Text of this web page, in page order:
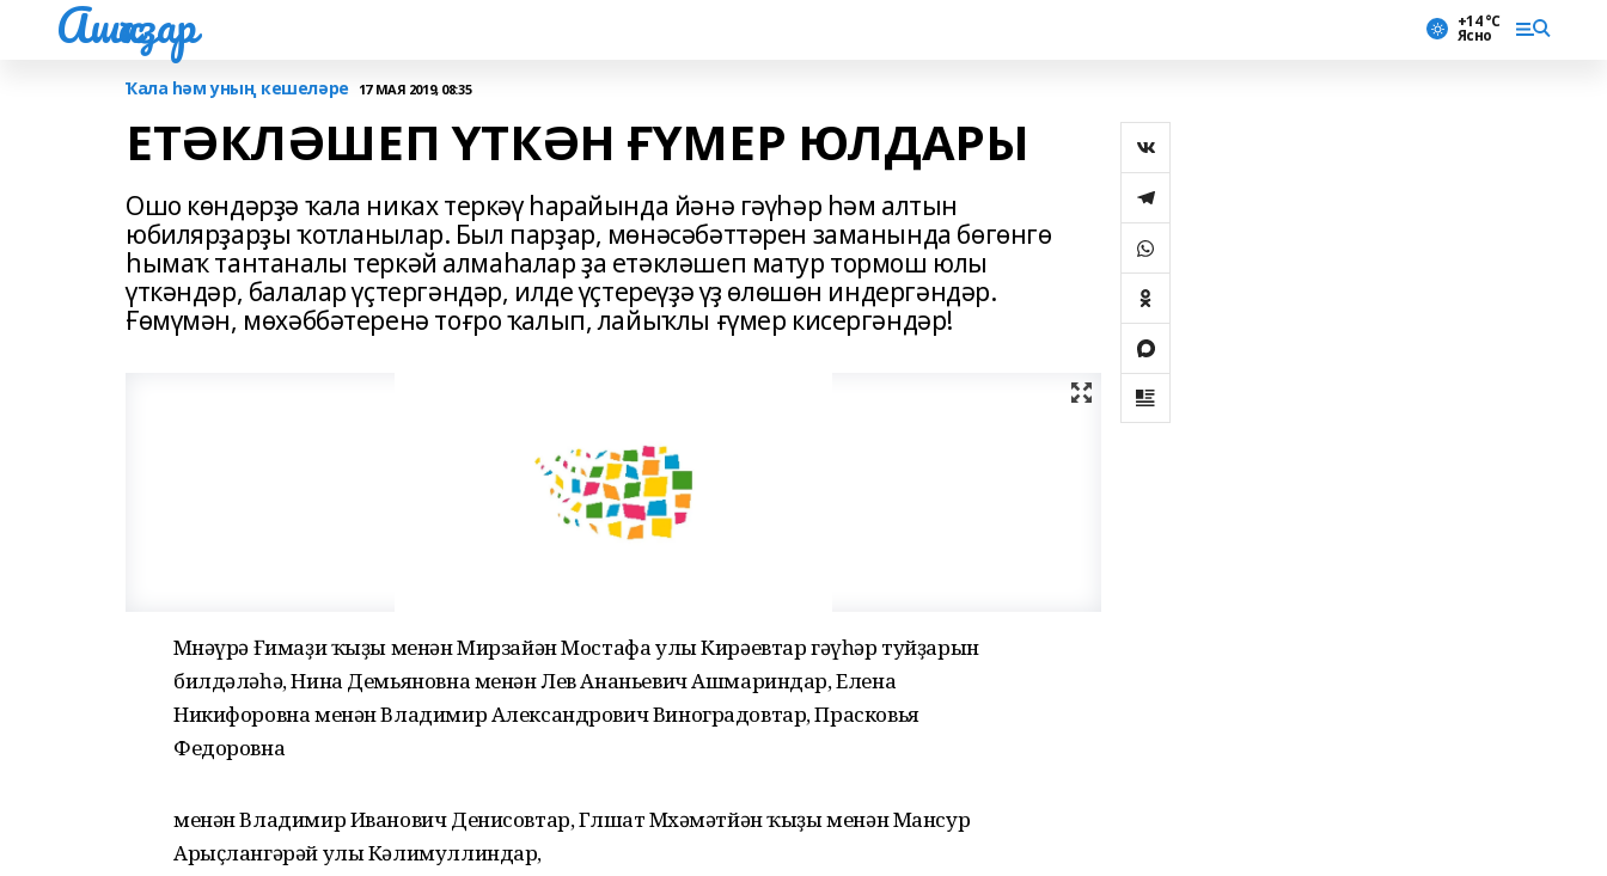
Ашҡаҙар +14 °С
Ясно
Ҡала һәм уның кешеләре 17 МАЯ 2019, 08:35
ЕТӘКЛӘШЕП ҮТКӘН ҒҮМЕР ЮЛДАРЫ
Ошо көндәрҙә ҡала никах теркәү һарайында йәнә гәүһәр һәм алтын
юбилярҙарҙы ҡотланылар. Был парҙар, мөнәсәбәттәрен заманында бөгөнгө
һымаҡ тантаналы теркәй алмаһалар ҙа етәкләшеп матур тормош юлы
үткәндәр, балалар үҫтергәндәр, илде үҫтереүҙә үҙ өлөшөн индергәндәр.
Ғөмүмән, мөхәббәтеренә тоғро ҡалып, лайыҡлы ғүмер кисергәндәр!
Мөнәүрә Ғимаҙи ҡыҙы менән Мирзайән Мостафа улы Кирәевтар гәүһәр туйҙарын
билдәләһә, Нина Демьяновна менән Лев Ананьевич Ашмариндар, Елена
Никифоровна менән Владимир Александрович Виноградовтар, Прасковья
Федоровна
менән Владимир Иванович Денисовтар, Гөлшат Мөхәмәтйән ҡыҙы менән Мансур
Арыҫлангәрәй улы Кәлимуллиндар,